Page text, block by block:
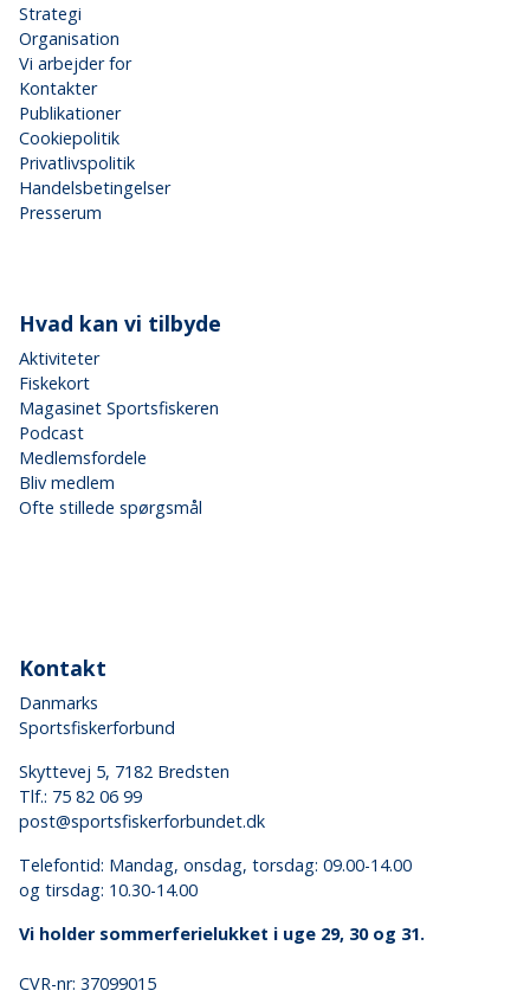
Strategi
Organisation
Vi arbejder for
Kontakter
Publikationer
Cookiepolitik
Privatlivspolitik
Handelsbetingelser
Presserum
Hvad kan vi tilbyde
Aktiviteter
Fiskekort
Magasinet Sportsfiskeren
Podcast
Medlemsfordele
Bliv medlem
Ofte stillede spørgsmål
Kontakt
Danmarks
Sportsfiskerforbund
Skyttevej 5, 7182 Bredsten
Tlf.: 75 82 06 99
post@sportsfiskerforbundet.dk
Telefontid: Mandag, onsdag, torsdag: 09.00-14.00
og tirsdag: 10.30-14.00
Vi holder sommerferielukket i uge 29, 30 og 31.
CVR-nr: 37099015